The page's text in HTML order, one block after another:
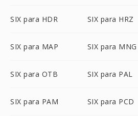
SIX para HDR SIX para HRZ
SIX para MAP SIX para MNG
SIX para OTB SIX para PAL
SIX para PAM SIX para PCD